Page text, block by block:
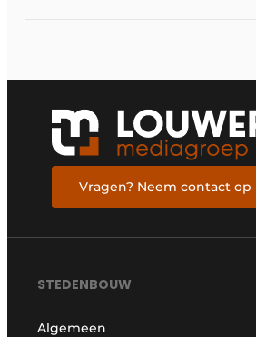
Vragen? Neem contact op
STEDENBOUW
Algemeen